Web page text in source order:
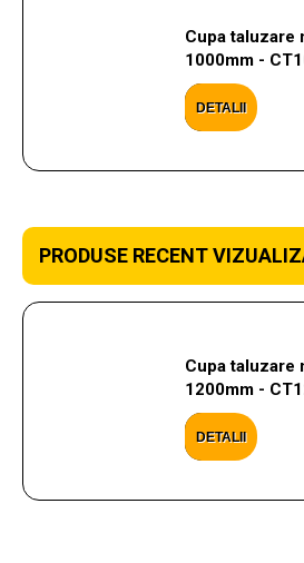
Cupa taluzare
1000mm -
DETALII
PRODUSE RECENT
Cupa taluzare
1200mm -
DETALII